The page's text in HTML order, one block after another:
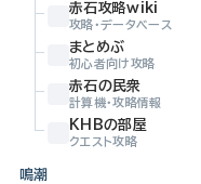
赤石攻略wiki
攻略・データベース
まとめぶ
初心者向け攻略
赤石の民衆
計算機・攻略情報
KHBの部屋
クエスト攻略
鳴潮